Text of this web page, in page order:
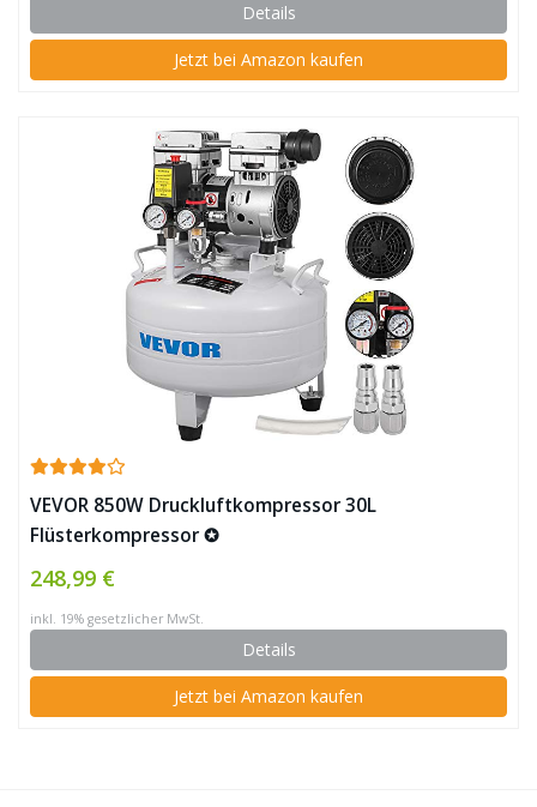
Details
Jetzt bei Amazon kaufen
VEVOR 850W Druckluftkompressor 30L
Flüsterkompressor ✪
248,99 €
inkl. 19% gesetzlicher MwSt.
Details
Jetzt bei Amazon kaufen